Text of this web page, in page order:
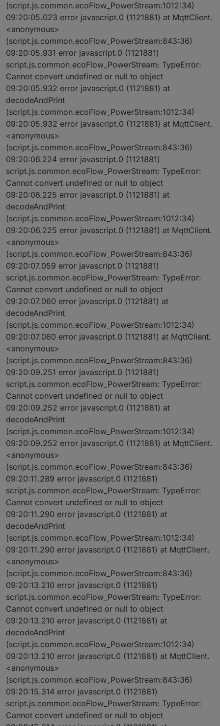
(script.js.common.ecoFlow_PowerStream:1012:34)
09:20:05.023 error javascript.0 (1121881) at MqttClient.
<anonymous>
(script.js.common.ecoFlow_PowerStream:843:36)
09:20:05.931 error javascript.0 (1121881)
script.js.common.ecoFlow_PowerStream: TypeError:
Cannot convert undefined or null to object
09:20:05.932 error javascript.0 (1121881) at
decodeAndPrint
(script.js.common.ecoFlow_PowerStream:1012:34)
09:20:05.932 error javascript.0 (1121881) at MqttClient.
<anonymous>
(script.js.common.ecoFlow_PowerStream:843:36)
09:20:06.224 error javascript.0 (1121881)
script.js.common.ecoFlow_PowerStream: TypeError:
Cannot convert undefined or null to object
09:20:06.225 error javascript.0 (1121881) at
decodeAndPrint
(script.js.common.ecoFlow_PowerStream:1012:34)
09:20:06.225 error javascript.0 (1121881) at MqttClient.
<anonymous>
(script.js.common.ecoFlow_PowerStream:843:36)
09:20:07.059 error javascript.0 (1121881)
script.js.common.ecoFlow_PowerStream: TypeError:
Cannot convert undefined or null to object
09:20:07.060 error javascript.0 (1121881) at
decodeAndPrint
(script.js.common.ecoFlow_PowerStream:1012:34)
09:20:07.060 error javascript.0 (1121881) at MqttClient.
<anonymous>
(script.js.common.ecoFlow_PowerStream:843:36)
09:20:09.251 error javascript.0 (1121881)
script.js.common.ecoFlow_PowerStream: TypeError:
Cannot convert undefined or null to object
09:20:09.252 error javascript.0 (1121881) at
decodeAndPrint
(script.js.common.ecoFlow_PowerStream:1012:34)
09:20:09.252 error javascript.0 (1121881) at MqttClient.
<anonymous>
(script.js.common.ecoFlow_PowerStream:843:36)
09:20:11.289 error javascript.0 (1121881)
script.js.common.ecoFlow_PowerStream: TypeError:
Cannot convert undefined or null to object
09:20:11.290 error javascript.0 (1121881) at
decodeAndPrint
(script.js.common.ecoFlow_PowerStream:1012:34)
09:20:11.290 error javascript.0 (1121881) at MqttClient.
<anonymous>
(script.js.common.ecoFlow_PowerStream:843:36)
09:20:13.210 error javascript.0 (1121881)
script.js.common.ecoFlow_PowerStream: TypeError:
Cannot convert undefined or null to object
09:20:13.210 error javascript.0 (1121881) at
decodeAndPrint
(script.js.common.ecoFlow_PowerStream:1012:34)
09:20:13.210 error javascript.0 (1121881) at MqttClient.
<anonymous>
(script.js.common.ecoFlow_PowerStream:843:36)
09:20:15.314 error javascript.0 (1121881)
script.js.common.ecoFlow_PowerStream: TypeError:
Cannot convert undefined or null to object